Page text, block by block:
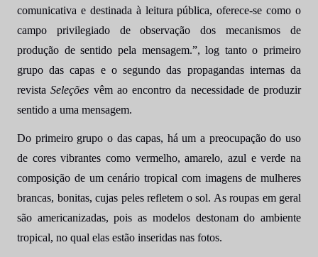
comunicativa e destinada à leitura pública, oferece-se como o
campo privilegiado de observação dos mecanismos de
produção de sentido pela mensagem.”, log tanto o primeiro
grupo das capas e o segundo das propagandas internas da
revistaSeleções vêm ao encontro da necessidade de produzir
sentido a uma mensagem.
Do primeiro grupo o das capas, há um a preocupação do uso
de cores vibrantes como vermelho, amarelo, azul e verde na
composição de um cenário tropical com imagens de mulheres
brancas, bonitas, cujas peles refletem o sol. As roupas em geral
são americanizadas, pois as modelos destonam do ambiente
tropical, no qual elas estão inseridas nas fotos.